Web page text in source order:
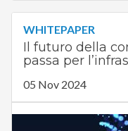
WHITEPAPER
Il futuro della
passa per
05 Nov 2024